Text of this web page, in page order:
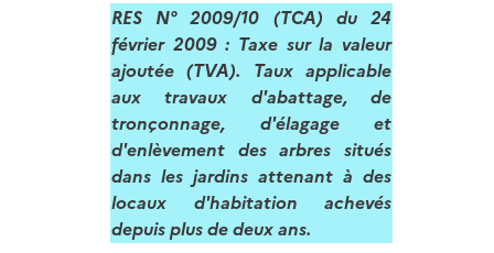
RES N° 2009/10 (TCA) du 24
février 2009 : Taxe sur la valeur
ajoutée (TVA). Taux applicable
aux travaux d'abattage, de
tronçonnage, d'élagage et
d'enlèvement des arbres situés
dans les jardins attenant à des
locaux d'habitation achevés
depuis plus de deux ans.